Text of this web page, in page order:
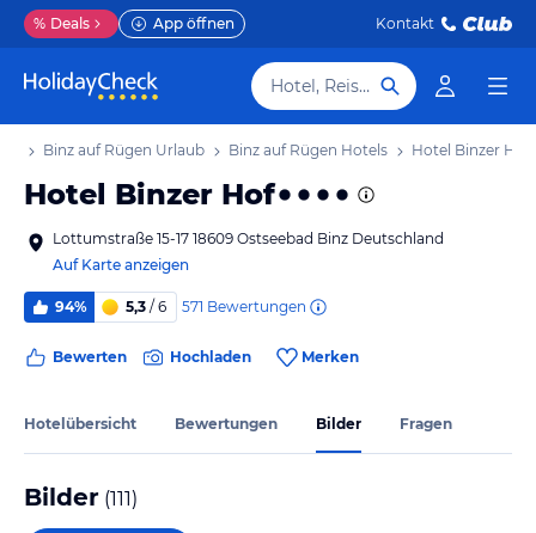
% Deals App öffnen Kontakt
Hotel, Reiseziel
Binz auf Rügen Urlaub Binz auf Rügen Hotels Hotel Binzer Hof
Hotel Binzer Hof
Lottumstraße 15-17 18609 Ostseebad Binz Deutschland
Auf Karte anzeigen
94% 5,3 / 6 571 Bewertungen
Bewerten Hochladen Merken
Hotelübersicht Bewertungen Bilder Fragen
Bilder (111)